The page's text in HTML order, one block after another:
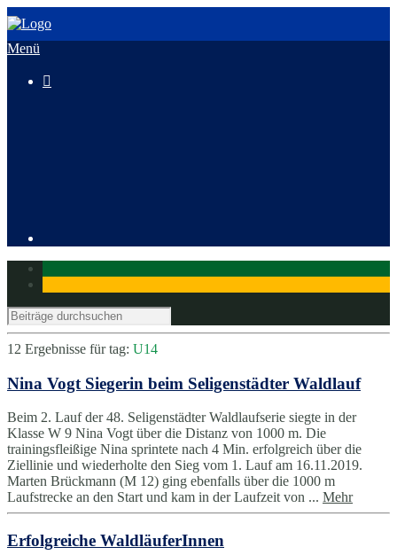
Menü

12 Ergebnisse fürtag: U14
Nina Vogt Siegerin beim Seligenstädter Waldlauf
Beim 2. Lauf der 48. Seligenstädter Waldlaufserie siegte in der
Klasse W 9 Nina Vogt über die Distanz von 1000 m. Die
trainingsfleißige Nina sprintete nach 4 Min. erfolgreich über die
Ziellinie und wiederholte den Sieg vom 1. Lauf am 16.11.2019.
Marten Brückmann (M 12) ging ebenfalls über die 1000 m
Laufstrecke an den Start und kam in der Laufzeit von ... Mehr
Erfolgreiche WaldläuferInnen